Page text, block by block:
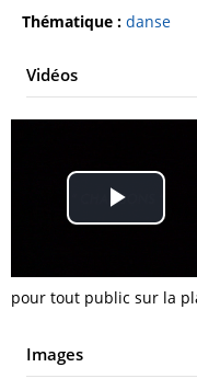
Thématique : danse
Vidéos
Play
pour tout public sur la
Images